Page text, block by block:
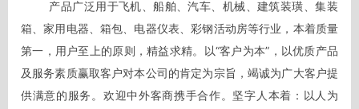
箱、家用电器、箱包、电器仪表、彩钢活动房等行业，本着质量
第一，用户至上的原则，精益求精。以“客户为本”，以优质产品
及服务素质赢取客户对本公司的肯定为宗旨，竭诚为广大客户提
供满意的服务。欢迎中外客商携手合作。坚字人本着：以人为